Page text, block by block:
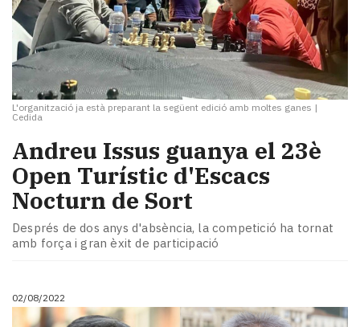
L'organització ja està preparant la següent edició amb moltes ganes |
Cedida
Andreu Issus guanya el 23è
Open Turístic d'Escacs
Nocturn de Sort
Després de dos anys d'absència, la competició ha tornat
amb força i gran èxit de participació
02/08/2022